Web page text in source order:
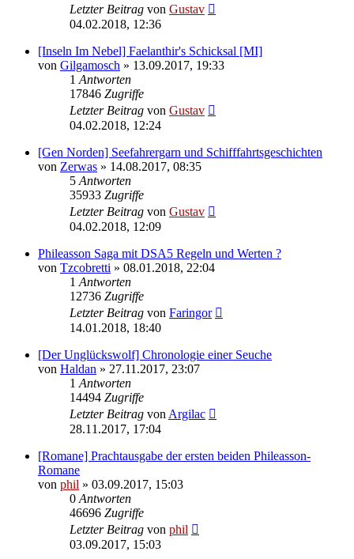
Letzter Beitrag von Gustav
04.02.2018, 12:36
[Inseln Im Nebel] Faelanthir's Schicksal [MI]
von Gilgamosch » 13.09.2017, 19:33
1 Antworten
17846 Zugriffe
Letzter Beitrag von Gustav
04.02.2018, 12:24
[Gen Norden] Seefahrergarn und Schifffahrtsgeschichten
von Zerwas » 14.08.2017, 08:35
5 Antworten
35933 Zugriffe
Letzter Beitrag von Gustav
04.02.2018, 12:09
Phileasson Saga mit DSA5 Regeln und Werten ?
von Tzcobretti » 08.01.2018, 22:04
1 Antworten
12736 Zugriffe
Letzter Beitrag von Faringor
14.01.2018, 18:40
[Der Unglückswolf] Chronologie einer Seuche
von Haldan » 27.11.2017, 23:07
1 Antworten
14494 Zugriffe
Letzter Beitrag von Argilac
28.11.2017, 17:04
[Romane] Prachtausgabe der ersten beiden Phileasson-
Romane
von phil » 03.09.2017, 15:03
0 Antworten
46696 Zugriffe
Letzter Beitrag von phil
03.09.2017, 15:03